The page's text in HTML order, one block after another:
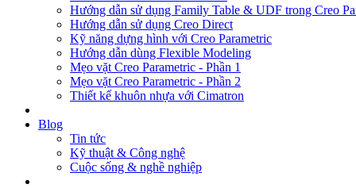
Hướng dẫn sử dụng Family Table & UDF trong Creo
Hướng dẫn sử dụng Creo Direct
Kỹ năng dựng hình với Creo Parametric
Hướng dẫn dùng Flexible Modeling
Mẹo vặt Creo Parametric - Phần 1
Mẹo vặt Creo Parametric - Phần 2
Thiết kế khuôn nhựa với Cimatron
Blog
Tin tức
Kỹ thuật & Công nghệ
Cuộc sống & nghề nghiệp